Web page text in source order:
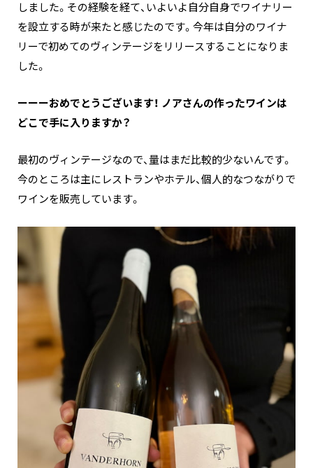
しました。その経験を経て、いよいよ自分自身でワイナリー
を設立する時が来たと感じたのです。今年は自分のワイナ
リーで初めてのヴィンテージをリリースすることになりま
した。
ーーーおめでとうございます！ ノアさんの作ったワインは
どこで手に入りますか？
最初のヴィンテージなので、量はまだ比較的少ないんです。
今のところは主にレストランやホテル、個人的なつながりで
ワインを販売しています。